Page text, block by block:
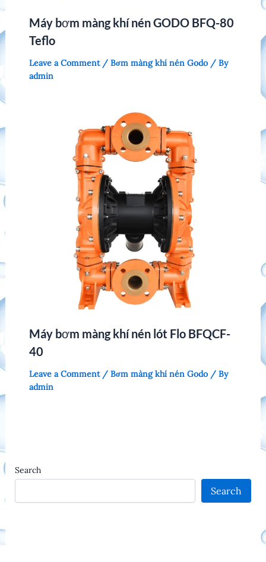
Search
Search
Máy bơm màng khí nén GODO BFQ-80
Teflo
Leave a Comment / Bơm màng khí nén Godo/ By
admin
Máy bơm màng khí nén lót Flo BFQCF-
40
Leave a Comment / Bơm màng khí nén Godo/ By
admin